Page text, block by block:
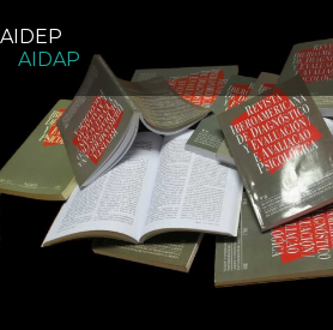
para
conteúdo
AIDEP
AIDAP